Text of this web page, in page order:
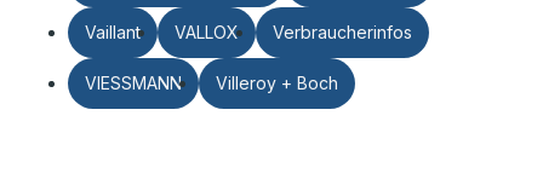
Vaillant VALLOX Verbraucherinfos
VIESSMANN Villeroy + Boch